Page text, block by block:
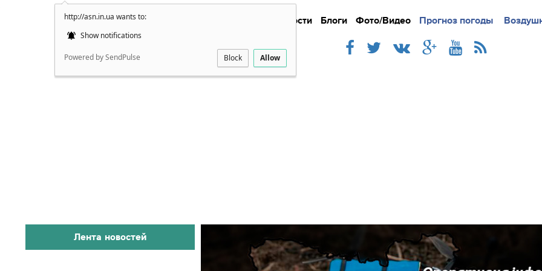
http://asn.in.ua wants to:
Show notifications
Powered by SendPulse Block Allow
Новости Блоги Фото/Видео Прогноз погоды
Подробно Новости
Лента новостей